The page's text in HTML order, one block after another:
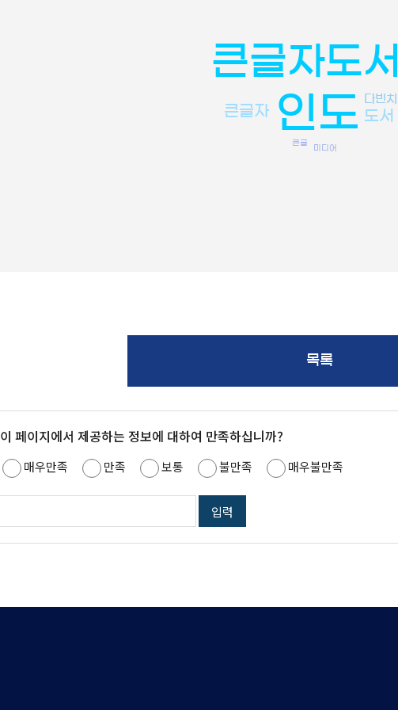
인도
큰글자도서
도서
큰글자
다빈
미디어
큰글
목록
이 페이지에서 제공하는 정보에 대하여 만족하십니까?
매우만족 만족 보통 불만족 매우불만족